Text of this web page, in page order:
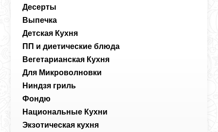
Десерты
Выпечка
Детская Кухня
ПП и диетические блюда
Вегетарианская Кухня
Для Микроволновки
Ниндзя гриль
Фондю
Национальные Кухни
Экзотическая кухня